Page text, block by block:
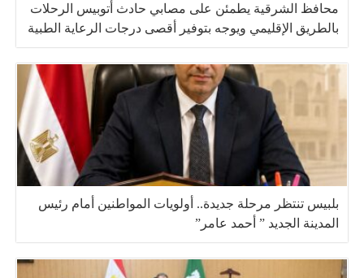
محافظ الشرقية يطمئن على مصابي حادث أتوبيس الرحلات
بالطريق الإقليمي ويوجه بتوفير أقصى درجات الرعاية الطبية
بلبيس تنتظر مرحلة جديدة.. أولويات المواطنين أمام رئيس
المدينة الجديد ” أحمد عامر”